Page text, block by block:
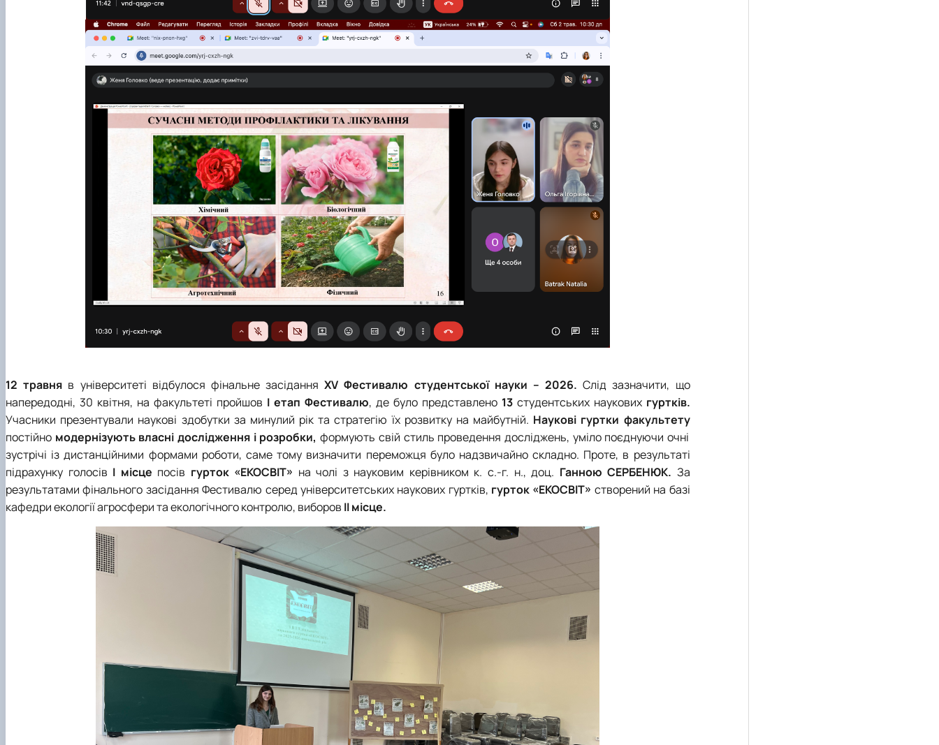
12 травня в університеті відбулося фінальне засіданняХV Фестивалю студентської науки – 2026.Слід зазначити, що
напередодні, 30 квітня, на факультеті пройшов І етап Фестивалю, де було представлено 13 студентських науковихгуртків.
Учасники презентували наукові здобутки за минулий рік та стратегію їх розвитку на майбутній. Наукові гуртки факультету
постійно модернізують власні дослідження і розробки, формують свій стиль проведення досліджень, уміло поєднуючи очні
зустрічі із дистанційними формами роботи, саме тому визначити переможця було надзвичайно складно. Проте, в результаті
підрахунку голосів І місце посів гурток «ЕКОСВІТ» на чолі з науковим керівником к. с.-г. н., доц. Ганною СЕРБЕНЮК. За
результатами фінального засідання Фестивалю серед університетських наукових гуртків, гурток «ЕКОСВІТ» створений на базі
кафедриекології агросфери та екологічного контролю, виборов II місце.